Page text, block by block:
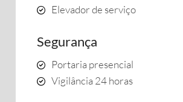
Elevador de serviço
Segurança
Portaria presencial
Vigilância 24 horas